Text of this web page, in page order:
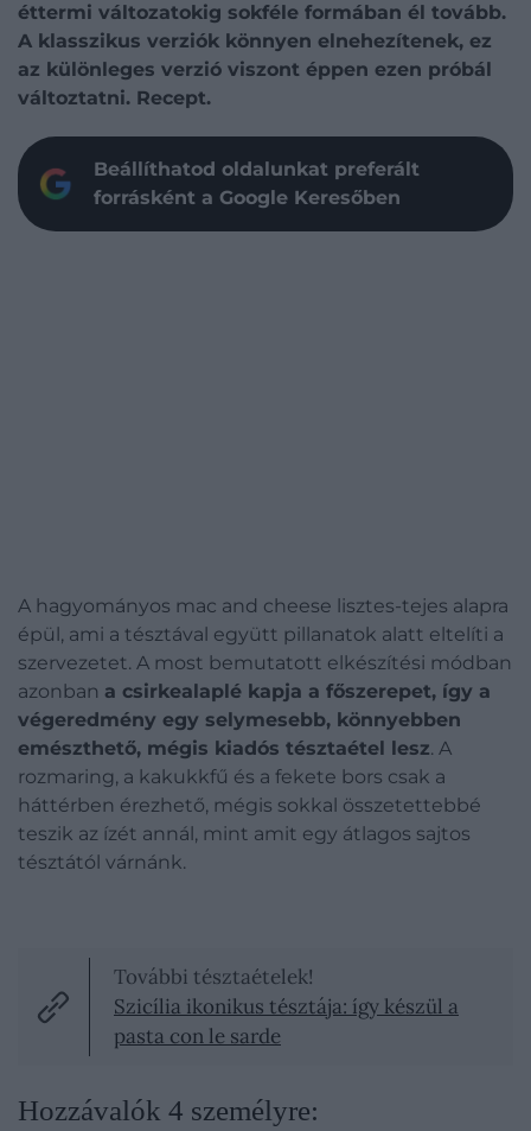
éttermi változatokig sokféle formában él tovább.
A klasszikus verziók könnyen elnehezítenek, ez
az különleges verzió viszont éppen ezen próbál
változtatni. Recept.
Beállíthatod oldalunkat preferált
forrásként a Google Keresőben
A hagyományos mac and cheese lisztes-tejes alapra
épül, ami a tésztával együtt pillanatok alatt eltelíti a
szervezetet. A most bemutatott elkészítési módban
azonban a csirkealaplé kapja a főszerepet, így a
végeredmény egy selymesebb, könnyebben
emészthető, mégis kiadós tésztaétel lesz. A
rozmaring, a kakukkfű és a fekete bors csak a
háttérben érezhető, mégis sokkal összetettebbé
teszik az ízét annál, mint amit egy átlagos sajtos
tésztától várnánk.
További tésztaételek!
Szicília ikonikus tésztája: így készül a
pasta con le sarde
Hozzávalók 4 személyre: